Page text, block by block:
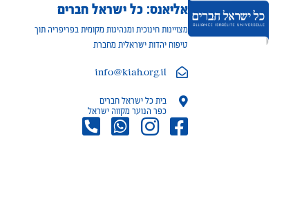
אליאנס: כל ישראל חברים
מצויינות חינוכית ומנהיגות מקומית בפריפריה תוך
טיפוח יהדות ישראלית מחברת
info@kiah.org.il
בית כל ישראל חברים
כפר הנוער מקווה ישראל